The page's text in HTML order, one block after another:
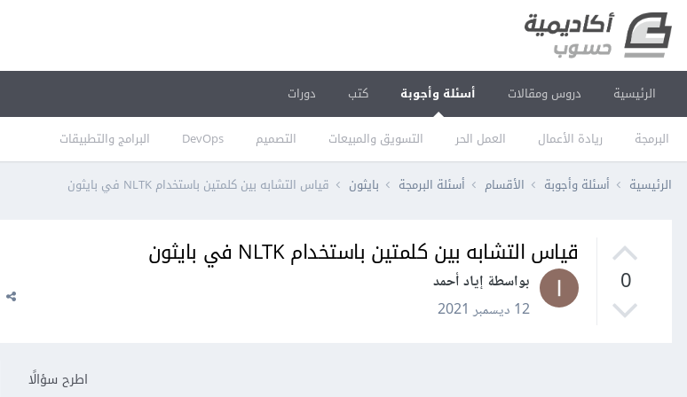
الرئيسية دروس ومقالات أسئلة وأجوبة
البرمجة ريادة الأعمال العمل الحر التسويق والمبيعات التصميم DevOps البرامج والتطبيقات
كتب دورات
الرئيسية أسئلة وأجوبة الأقسام أسئلة البرمجة بايثون قياس التشابه بين كلمتين باستخدام NLTK في بايثون
0
قياس التشابه بين كلمتين باستخدام NLTK في بايثون
بواسطة إياد أحمد
12 ديسمبر 2021
اطرح سؤالًا